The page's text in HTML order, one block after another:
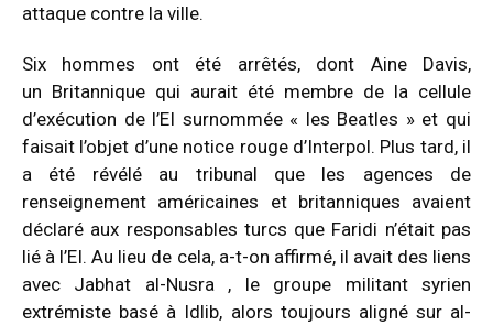
attaque contre la ville.
Six hommes ont été arrêtés, dont Aine Davis,
un Britannique qui aurait été membre de la cellule
d’exécution de l’EI surnommée « les Beatles » et qui
faisait l’objet d’une notice rouge d’Interpol. Plus tard, il
a été révélé au tribunal que les agences de
renseignement américaines et britanniques avaient
déclaré aux responsables turcs que Faridi n’était pas
lié à l’EI. Au lieu de cela, a-t-on affirmé, il avait des liens
avec Jabhat al-Nusra, le groupe militant syrien
extrémiste basé à Idlib, alors toujours aligné sur al-